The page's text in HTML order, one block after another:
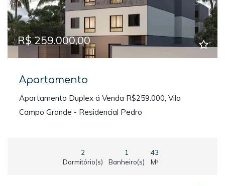
R$ 259.000,00
Apartamento
Apartamento Duplex á Venda R$259.000, Vila
Campo Grande - Residencial Pedro
2
Dormitório(s)
1
Banheiro(s)
43
M²